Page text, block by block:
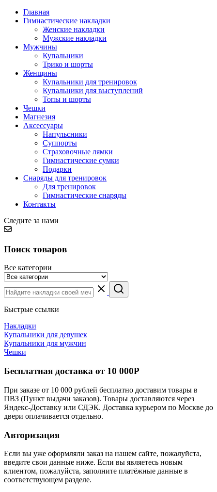
Главная
Гимнастические накладки
Женские накладки
Мужские накладки
Мужчины
Купальники
Трико и шорты
Женщины
Купальники для тренировок
Купальники для выступлений
Топы и шорты
Чешки
Магнезия
Аксессуары
Напульсники
Суппорты
Страховочные лямки
Гимнастические сумки
Подарки
Снаряды для тренировок
Для тренировок
Гимнастические снаряды
Контакты
Следите за нами
Поиск товаров
Все категории
Быстрые ссылки
Накладки
Купальники для девушек
Купальники для мужчин
Чешки
Бесплатная доставка от 10 000Р
При заказе от 10 000 рублей бесплатно доставим товары в
ПВЗ (Пункт выдачи заказов). Товары доставляются через
Яндекс-Доставку или СДЭК. Доставка курьером по Москве до
двери оплачивается отдельно.
Авторизация
Если вы уже оформляли заказ на нашем сайте, пожалуйста,
введите свои данные ниже. Если вы являетесь новым
клиентом, пожалуйста, заполните платёжные данные в
соответствующем разделе.